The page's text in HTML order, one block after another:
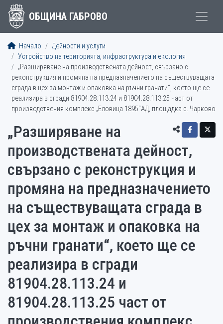
ОБЩИНА ГАБРОВО
Начало
Дейности и услуги
Устройство на територията, инфраструктура и екология
„Разширяване на производствената дейност, свързано с
реконструкция и промяна на предназначението на съществуващата
сграда в цех за монтаж и опаковка на ръчни гранати“, което ще се
реализира в сгради 81904.28.113.24 и 81904.28.113.25 част от
производствения комплекс „Еловица 1895“АД, площадка с. Чарково
„Разширяване на
производствената дейност,
свързано с реконструкция и
промяна на предназначението
на съществуващата сграда в
цех за монтаж и опаковка на
ръчни гранати“, което ще се
реализира в сгради
81904.28.113.24 и
81904.28.113.25 част от